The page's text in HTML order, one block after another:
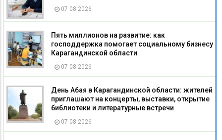
07 08 2026
Пять миллионов на развитие: как
господдержка помогает социальному бизнесу
Карагандинской области
07 08 2026
День Абая в Карагандинской области: жителей
приглашают на концерты, выставки, открытие
библиотеки и литературные встречи
07 08 2026